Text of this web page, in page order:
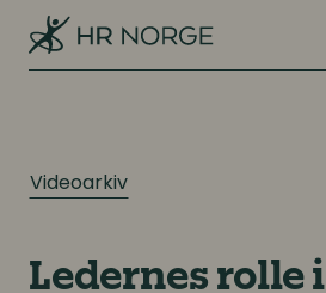
Videoarkiv
Ledernes rolle i